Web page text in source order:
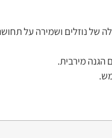
הגנה מירבית.